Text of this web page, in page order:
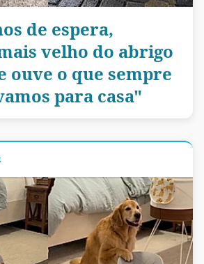
de espera,
velho do abrigo
ouve o que sempre
para casa"